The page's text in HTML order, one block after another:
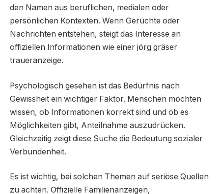
den Namen aus beruflichen, medialen oder
persönlichen Kontexten. Wenn Gerüchte oder
Nachrichten entstehen, steigt das Interesse an
offiziellen Informationen wie einer jörg gräser
traueranzeige.
Psychologisch gesehen ist das Bedürfnis nach
Gewissheit ein wichtiger Faktor. Menschen möchten
wissen, ob Informationen korrekt sind und ob es
Möglichkeiten gibt, Anteilnahme auszudrücken.
Gleichzeitig zeigt diese Suche die Bedeutung sozialer
Verbundenheit.
Es ist wichtig, bei solchen Themen auf seriöse Quellen
zu achten. Offizielle Familienanzeigen,